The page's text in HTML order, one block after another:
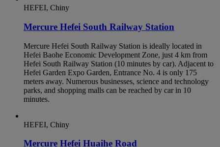
HEFEI, Chiny
Mercure Hefei South Railway Station
Mercure Hefei South Railway Station is ideally located in
Hefei Baohe Economic Development Zone, just 4 km from
Hefei South Railway Station (10 minutes by car). Adjacent to
Hefei Garden Expo Garden, Entrance No. 4 is only 175
meters away. Numerous businesses, science and technology
parks, and shopping malls can be reached by car in 10
minutes.
HEFEI, Chiny
Mercure Hefei Huaihe Road